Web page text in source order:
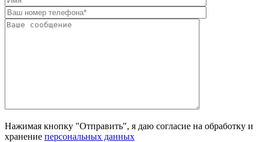
Нажимая кнопку "Отправить", я даю согласие на обработку и
хранение персональных данных